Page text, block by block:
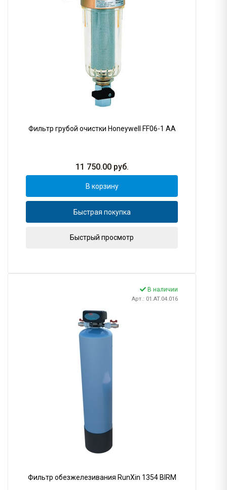
Фильтр грубой очистки Honeywell FF06-1 AA
11 750.00руб.
В корзину
Быстрая покупка
Быстрый просмотр
В наличии
Арт.: 01.AT.04.016
Фильтр обезжелезивания RunXin 1354 BIRM